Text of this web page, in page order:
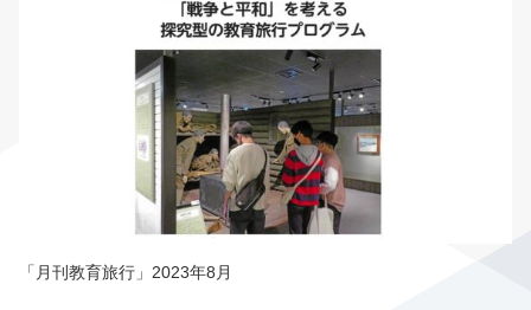
「月刊教育旅行」2023年8月